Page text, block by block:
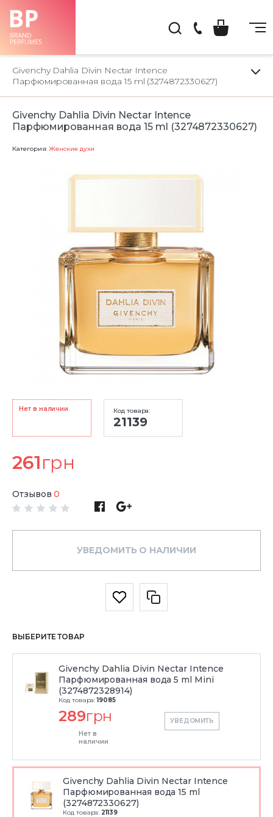
66-
22
Givenchy Dahlia Divin Nectar Intence
Парфюмированная вода 15 ml (3274872330627)
Givenchy Dahlia Divin Nectar Intence
Парфюмированная вода 15 ml (3274872330627)
Категория: Женские духи
Нет в наличии Код товара:
21139
261грн
Отзывов 0
УВЕДОМИТЬ О НАЛИЧИИ
ВЫБЕРИТЕ ТОВАР
Givenchy Dahlia Divin Nectar Intence
Парфюмированная вода 5 ml Mini
(3274872328914)
Код товара:19085
289грн
Нет в
наличии
УВЕДОМИТЬ
Givenchy Dahlia Divin Nectar Intence
Парфюмированная вода 15 ml
(3274872330627)
Код товара: 21139